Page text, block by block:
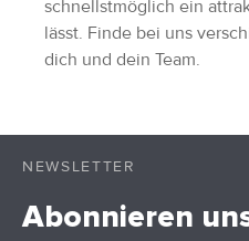
schnellstmöglich ein
lässt. Finde bei uns
dich und dein Team.
NEWSLETTER
Abonnieren